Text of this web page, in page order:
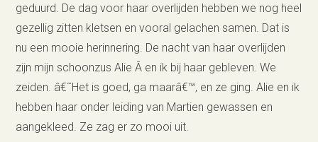
geduurd. De dag voor haar overlijden hebben we nog heel
gezellig zitten kletsen en vooral gelachen samen. Dat is
nu een mooie herinnering. De nacht van haar overlijden
zijn mijn schoonzus Alie Â en ik bij haar gebleven. We
zeiden. â€˜Het is goed, ga maarâ€™, en ze ging. Alie en ik
hebben haar onder leiding van Martien gewassen en
aangekleed. Ze zag er zo mooi uit.